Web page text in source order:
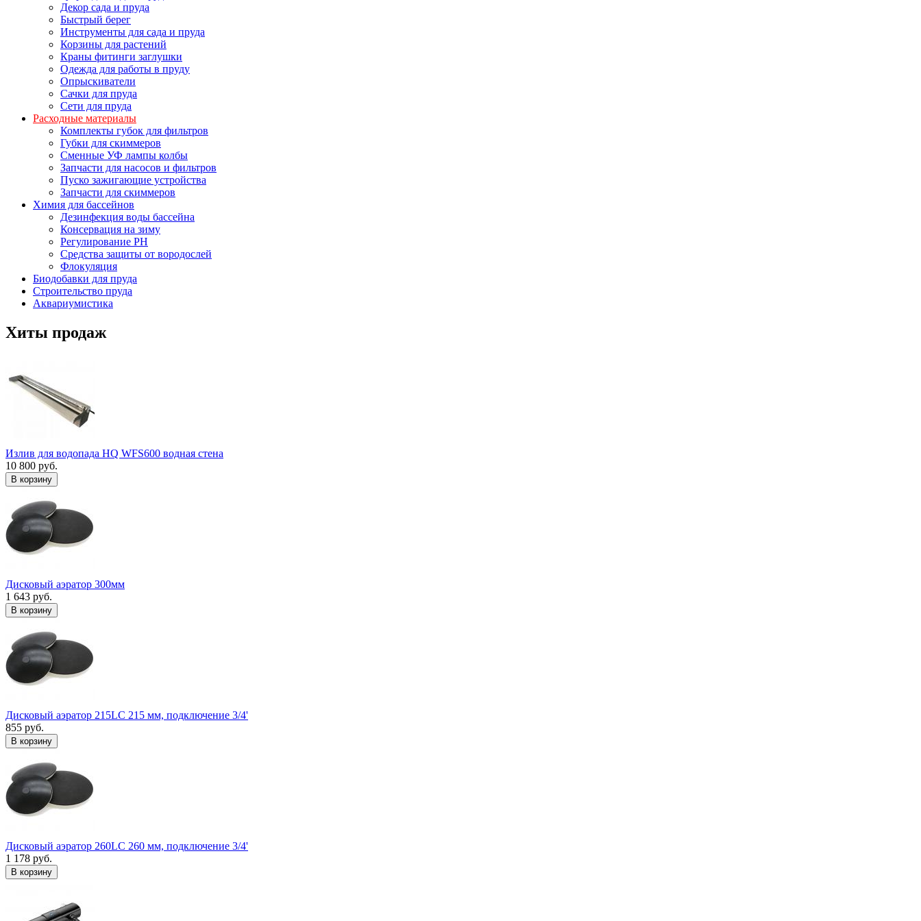
Декор сада и пруда
Быстрый берег
Инструменты для сада и пруда
Корзины для растений
Краны фитинги заглушки
Одежда для работы в пруду
Опрыскиватели
Сачки для пруда
Сети для пруда
Расходные материалы
Комплекты губок для фильтров
Губки для скиммеров
Сменные УФ лампы колбы
Запчасти для насосов и фильтров
Пуско зажигающие устройства
Запчасти для скиммеров
Химия для бассейнов
Дезинфекция воды бассейна
Консервация на зиму
Регулирование PH
Средства защиты от вородослей
Флокуляция
Биодобавки для пруда
Строительство пруда
Аквариумистика
Хиты продаж
Излив для водопада HQ WFS600 водная стена
10 800 руб.
В корзину
Дисковый аэратор 300мм
1 643 руб.
В корзину
Дисковый аэратор 215LC 215 мм, подключение 3/4'
855 руб.
В корзину
Дисковый аэратор 260LC 260 мм, подключение 3/4'
1 178 руб.
В корзину